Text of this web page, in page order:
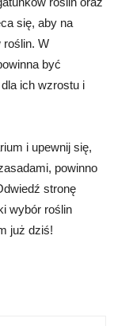
się, aby na
roślin. W
być
ich wzrostu i
i upewnij się,
powinno
stronę
wybór roślin
już dziś!